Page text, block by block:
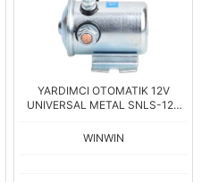
YARDIMCI OTOMATIK 12V
UNIVERSAL METAL SNLS-12A
WINWIN